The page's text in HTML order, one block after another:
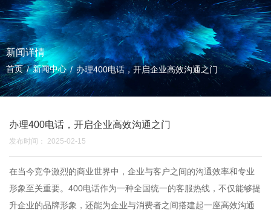
新闻详情
首页/新闻中心 /办理400电话，开启企业高效沟通之门
办理400电话，开启企业高效沟通之门
发布时间： 2025-02-15
在当今竞争激烈的商业世界中，企业与客户之间的沟通效率和专业
形象至关重要。400电话作为一种全国统一的客服热线，不仅能够提
升企业的品牌形象，还能为企业与消费者之间搭建起一座高效沟通